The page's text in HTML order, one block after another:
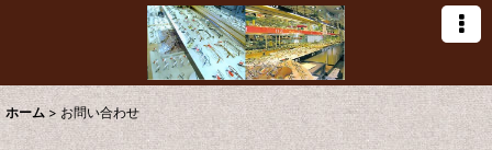
ホーム > お問い合わせ